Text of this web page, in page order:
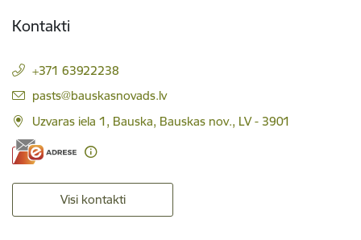
Kontakti
+371 63922238
E-pasts:
pasts@bauskasnovads.lv
Uzvaras iela 1, Bauska, Bauskas nov., LV - 3901
Visi kontakti